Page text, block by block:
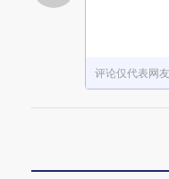
评论仅代表网